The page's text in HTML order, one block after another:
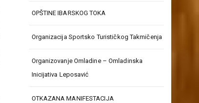
OPŠTINE IBARSKOG TOKA
Organizacija Sportsko Turističkog Takmičenja
Organizovanje Omladine – Omladinska
Inicijativa Leposavić
OTKAZANA MANIFESTACIJA